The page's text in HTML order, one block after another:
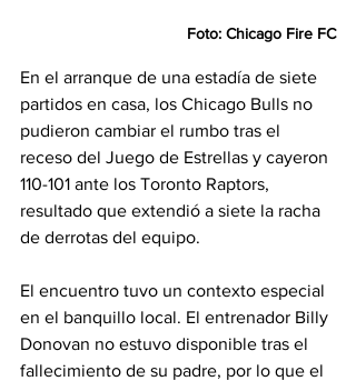
Foto: Chicago Fire FC
En el arranque de una estadía de siete
partidos en casa, los Chicago Bulls no
pudieron cambiar el rumbo tras el
receso del Juego de Estrellas y cayeron
110-101 ante los Toronto Raptors,
resultado que extendió a siete la racha
de derrotas del equipo.
El encuentro tuvo un contexto especial
en el banquillo local. El entrenador Billy
Donovan no estuvo disponible tras el
fallecimiento de su padre, por lo que el